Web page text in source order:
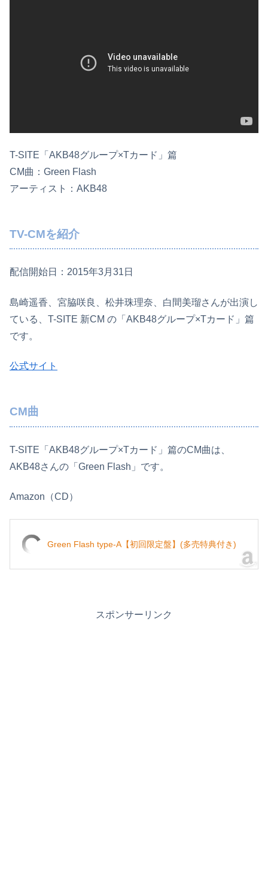
T-SITE「AKB48グループ×Tカード」篇
CM曲：Green Flash
アーティスト：AKB48
TV-CMを紹介
配信開始日：2015年3月31日
島崎遥香、宮脇咲良、松井珠理奈、白間美瑠さんが出演し
ている、T-SITE 新CM の「AKB48グループ×Tカード」篇
です。
公式サイト
CM曲
T-SITE「AKB48グループ×Tカード」篇のCM曲は、
AKB48さんの「Green Flash」です。
Amazon（CD）
Green Flash type-A【初回限定盤】(多売特典付き)
スポンサーリンク